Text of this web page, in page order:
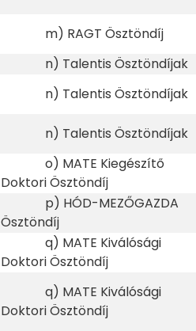
m) RAGT Ösztöndíj
n) Talentis Ösztöndíjak
n) Talentis Ösztöndíjak
n) Talentis Ösztöndíjak
o) MATE Kiegészítő
Doktori Ösztöndíj
p) HÓD-MEZŐGAZDA
Ösztöndíj
q) MATE Kiválósági
Doktori Ösztöndíj
q) MATE Kiválósági
Doktori Ösztöndíj